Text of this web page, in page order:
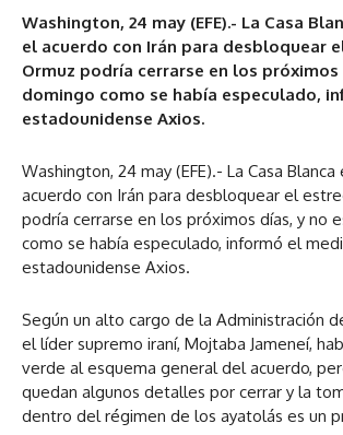
Washington, 24 may (EFE).- La Casa
el acuerdo con Irán para desbloquear
Ormuz podría cerrarse en los próximos
domingo como se había especulado,
estadounidense Axios.
Washington, 24 may (EFE).- La Casa
acuerdo con Irán para desbloquear el
podría cerrarse en los próximos días, y no
como se había especulado, informó el
estadounidense Axios.
Según un alto cargo de la Administración
el líder supremo iraní, Mojtaba Jameneí,
verde al esquema general del acuerdo,
quedan algunos detalles por cerrar y la
dentro del régimen de los ayatolás es un